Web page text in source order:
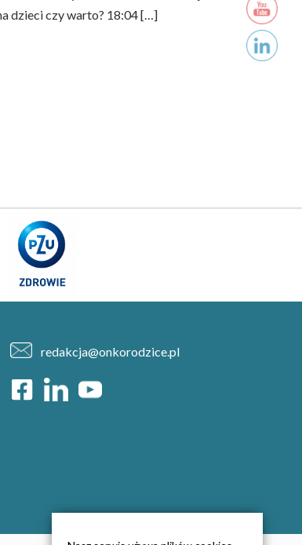
dzieci czy warto? 18:04 […]
redakcja@onkorodzice.pl